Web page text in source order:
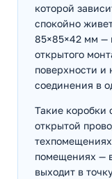
которой
спокойно
85×85×42 мм —
открытого
поверхности и
соединения в
Такие коробки
открытой
помещениях —
выходит в